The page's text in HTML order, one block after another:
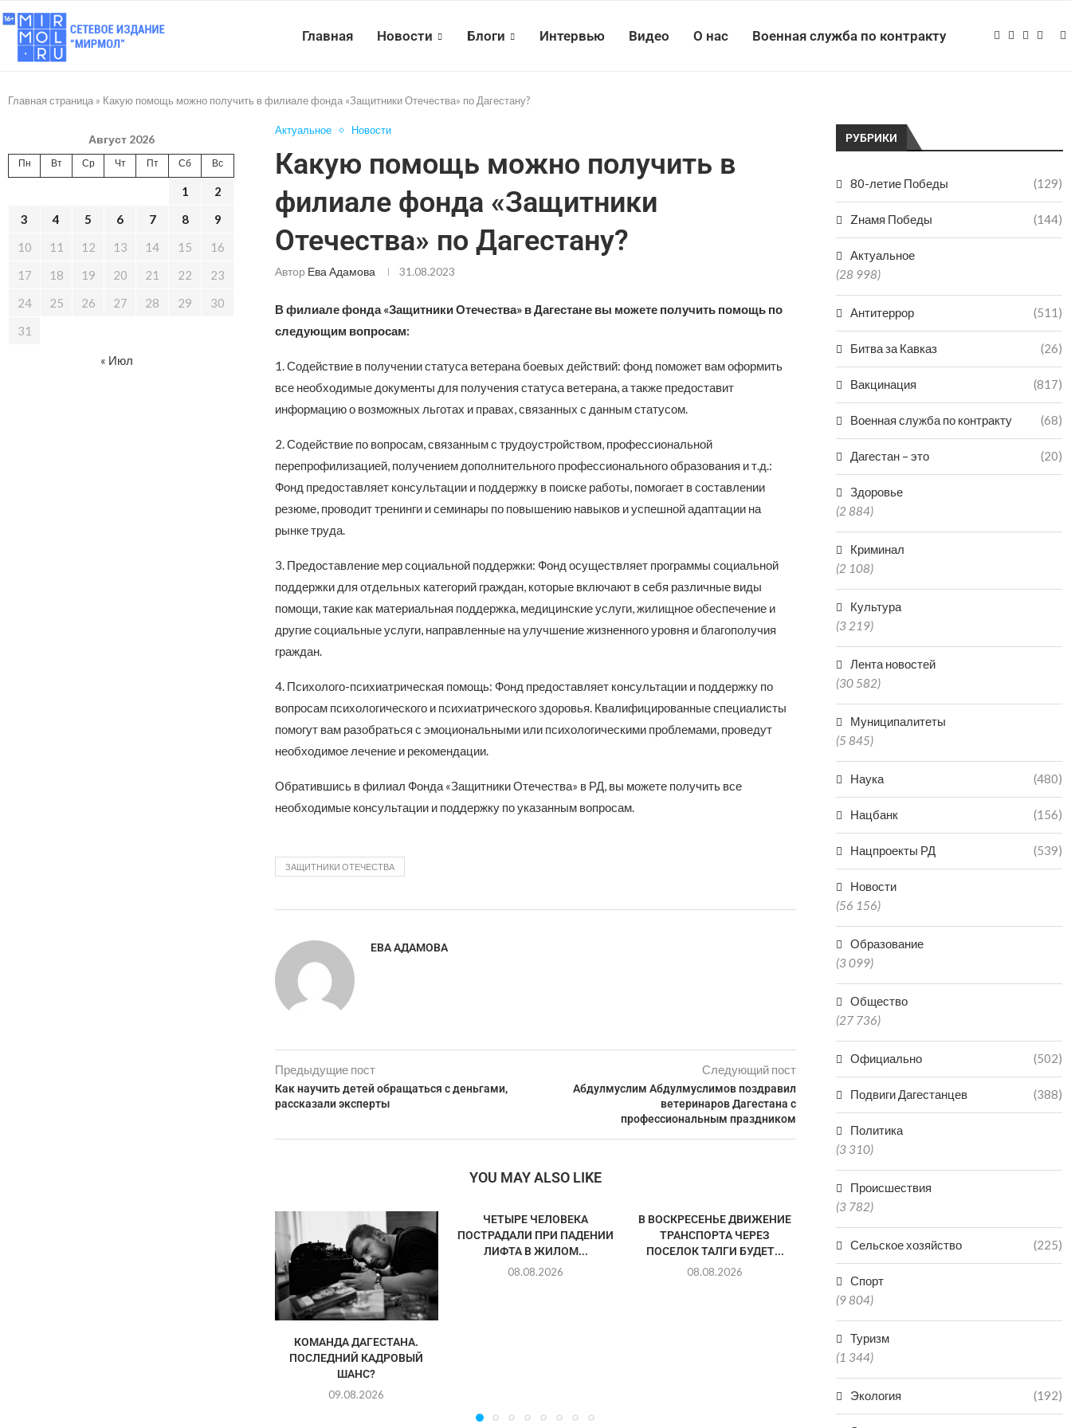
Главная Новости Блоги Интервью Видео О нас Военная служба по контракту
Главная страница » Какую помощь можно получить в филиале фонда «Защитники Отечества» по Дагестану?
Актуальное Новости
Какую помощь можно получить в
филиале фонда «Защитники
Отечества» по Дагестану?
Автор Ева Адамова 31.08.2023
В филиале фонда «Защитники Отечества» в Дагестане вы можете получить помощь по
следующим вопросам:
1. Содействие в получении статуса ветерана боевых действий: фонд поможет вам оформить
все необходимые документы для получения статуса ветерана, а также предоставит
информацию о возможных льготах и правах, связанных с данным статусом.
2. Содействие по вопросам, связанным с трудоустройством, профессиональной
перепрофилизацией, получением дополнительного профессионального образования и т.д.:
Фонд предоставляет консультации и поддержку в поиске работы, помогает в составлении
резюме, проводит тренинги и семинары по повышению навыков и успешной адаптации на
рынке труда.
3. Предоставление мер социальной поддержки: Фонд осуществляет программы социальной
поддержки для отдельных категорий граждан, которые включают в себя различные виды
помощи, такие как материальная поддержка, медицинские услуги, жилищное обеспечение и
другие социальные услуги, направленные на улучшение жизненного уровня и благополучия
граждан.
4. Психолого-психиатрическая помощь: Фонд предоставляет консультации и поддержку по
вопросам психологического и психиатрического здоровья. Квалифицированные специалисты
помогут вам разобраться с эмоциональными или психологическими проблемами, проведут
необходимое лечение и рекомендации.
Обратившись в филиал Фонда «Защитники Отечества» в РД, вы можете получить все
необходимые консультации и поддержку по указанным вопросам.
ЗАЩИТНИКИ ОТЕЧЕСТВА
ЕВА АДАМОВА
Предыдущие пост
Как научить детей обращаться с деньгами,
рассказали эксперты
Следующий пост
Абдулмуслим Абдулмуслимов поздравил
ветеринаров Дагестана с
профессиональным праздником
YOU MAY ALSO LIKE
КОМАНДА ДАГЕСТАНА.
ПОСЛЕДНИЙ КАДРОВЫЙ
ШАНС?
09.08.2026
ЧЕТЫРЕ ЧЕЛОВЕКА
ПОСТРАДАЛИ ПРИ ПАДЕНИИ
ЛИФТА В ЖИЛОМ...
08.08.2026
В ВОСКРЕСЕНЬЕ ДВИЖЕНИЕ
ТРАНСПОРТА ЧЕРЕЗ
ПОСЕЛОК ТАЛГИ БУДЕТ...
08.08.2026
КИЗЛЯРЕ
РУБРИКИ
80-летие Победы (129)
Zнамя Победы (144)
Актуальное
(28 998)
Антитеррор (511)
Битва за Кавказ (26)
Вакцинация (817)
Военная служба по контракту (68)
Дагестан – это (20)
Здоровье
(2 884)
Криминал
(2 108)
Культура
(3 219)
Лента новостей
(30 582)
Муниципалитеты
(5 845)
Наука (480)
Нацбанк (156)
Нацпроекты РД (539)
Новости
(56 156)
Образование
(3 099)
Общество
(27 736)
Официально (502)
Подвиги Дагестанцев (388)
Политика
(3 310)
Происшествия
(3 782)
Сельское хозяйство (225)
Спорт
(9 804)
Туризм
(1 344)
Экология (192)
Август 2026
Пн Вт Ср Чт Пт Сб Вс
1
2
3
4 5 6 7 8
9
10
11 12 13 14 15
16
17
18 19 20 21 22
23
24
25 26 27 28 29
30
31
« Июл